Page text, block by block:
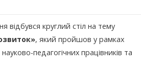
відбувся круглий стіл на тему
, який пройшов у рамках
педагогічних працівників та